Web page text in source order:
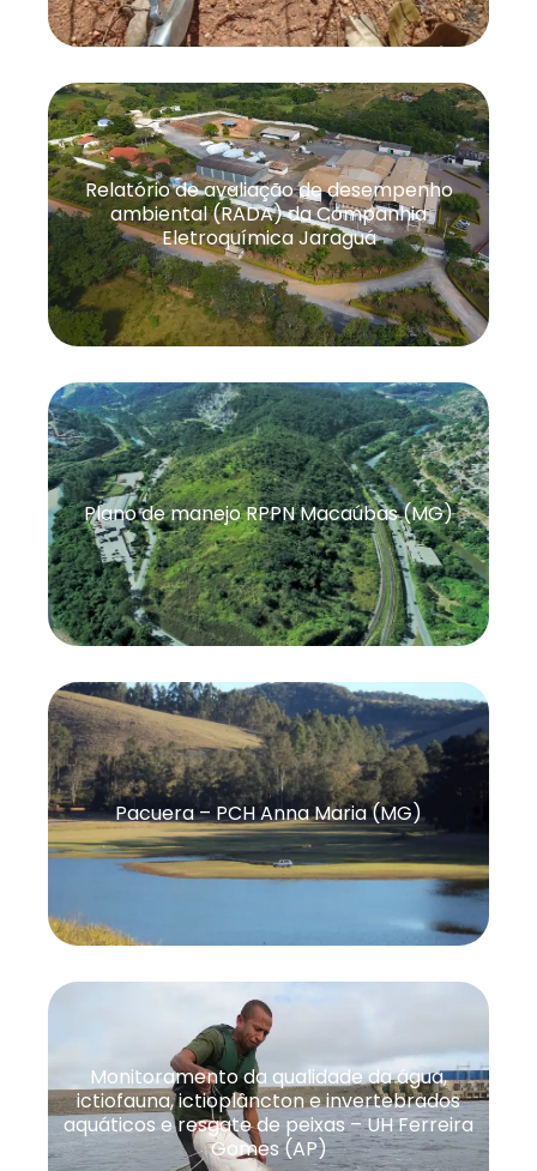
Relatório de avaliação de desempenho
ambiental (RADA) da Companhia
Eletroquímica Jaraguá
Plano de manejo RPPN Macaúbas (MG)
Pacuera – PCH Anna Maria (MG)
Monitoramento da qualidade da água,
ictiofauna, ictioplâncton e invertebrados
aquáticos e resgate de peixas – UH Ferreira
Gomes (AP)